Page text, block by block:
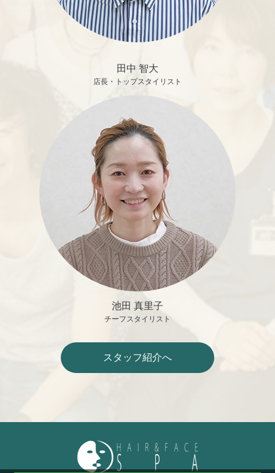
田中 智大
店長・トップスタイリスト
池田 真里子
チーフスタイリスト
スタッフ紹介へ